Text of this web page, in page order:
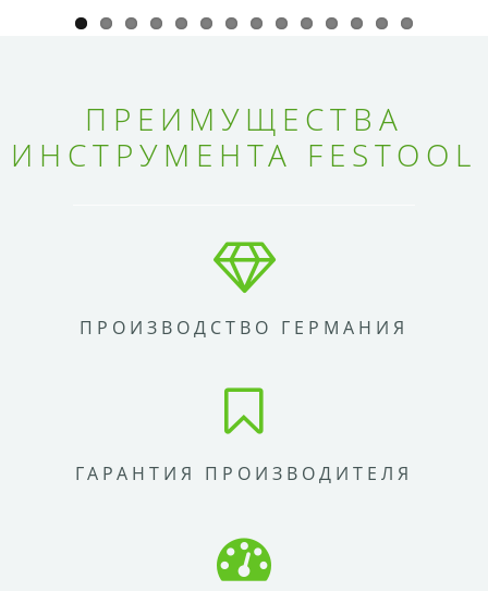
ПРЕИМУЩЕСТВА
ИНСТРУМЕНТА FESTOOL
ПРОИЗВОДСТВО ГЕРМАНИЯ
ГАРАНТИЯ ПРОИЗВОДИТЕЛЯ